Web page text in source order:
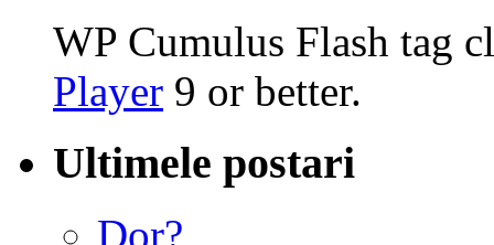
WP Cumulus Flash tag
Player 9 or better.
Ultimele postari
Dor?